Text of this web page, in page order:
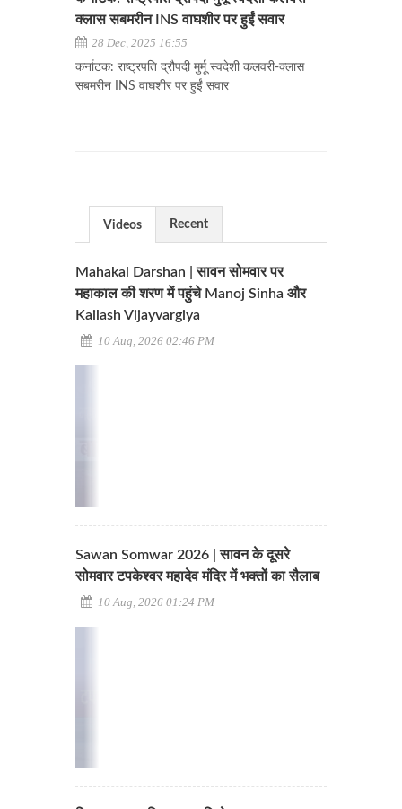
क्लास सबमरीन INS वाघशीर पर हुईं सवार
28 Dec, 2025 16:55
कर्नाटक: राष्ट्रपति द्रौपदी मुर्मू स्वदेशी कलवरी-क्लास
सबमरीन INS वाघशीर पर हुईं सवार
Videos Recent
Mahakal Darshan | सावन सोमवार पर
महाकाल की शरण में पहुंचे Manoj Sinha और
Kailash Vijayvargiya
10 Aug, 2026 02:46 PM
Sawan Somwar 2026 | सावन के दूसरे
सोमवार टपकेश्वर महादेव मंदिर में भक्तों का सैलाब
10 Aug, 2026 01:24 PM